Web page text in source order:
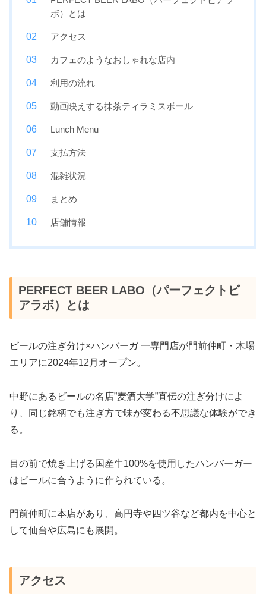
ボ）とは
アクセス
カフェのようなおしゃれな店内
利用の流れ
動画映えする抹茶ティラミスボール
Lunch Menu
支払方法
混雑状況
まとめ
店舗情報
PERFECT BEER LABO（パーフェクトビ
アラボ）とは
ビールの注ぎ分け×ハンバーガ 一専門店が門前仲町・木場
エリアに2024年12月オープン。
中野にあるビールの名店”麦酒大学”直伝の注ぎ分けによ
り、同じ銘柄でも注ぎ方で味が変わる不思議な体験ができ
る。
目の前で焼き上げる国産牛100%を使用したハンバーガー
はビールに合うように作られている。
門前仲町に本店があり、高円寺や四ツ谷など都内を中心と
して仙台や広島にも展開。
アクセス